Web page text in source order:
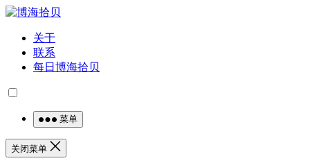
关于
联系
每日博海拾贝
菜单
关闭菜单